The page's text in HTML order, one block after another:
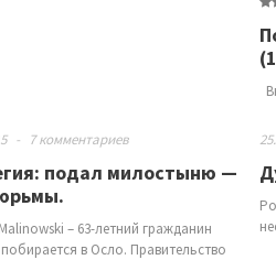
- 7 комментариев
подал милостыню —
– 63-летний гражданин
в Осло. Правительство